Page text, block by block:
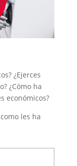
¿Ejerces
¿Cómo ha
económicos?
les ha